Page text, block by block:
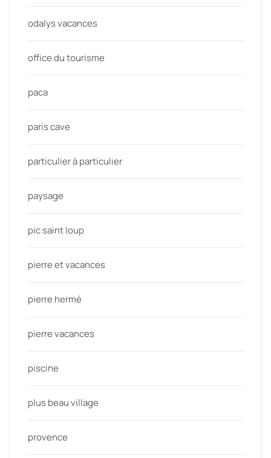
odalys vacances
office du tourisme
paca
paris cave
particulier à particulier
paysage
pic saint loup
pierre et vacances
pierre hermé
pierre vacances
piscine
plus beau village
provence